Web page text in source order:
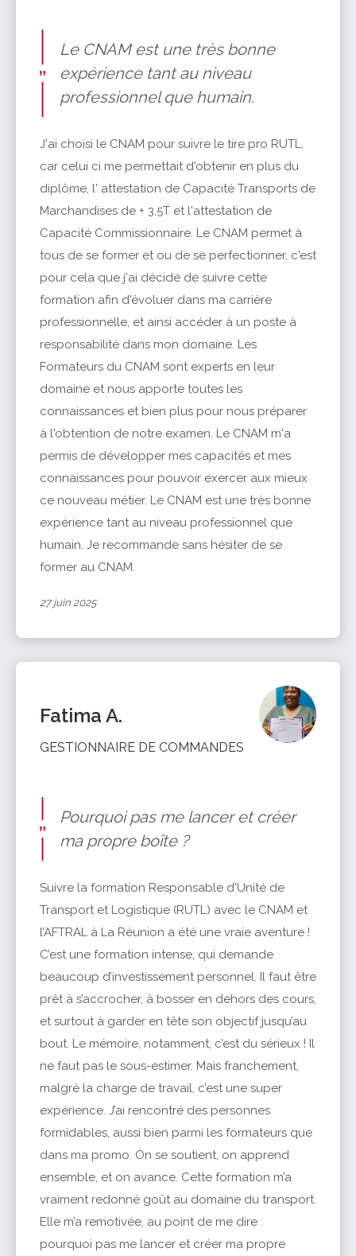
Le CNAM est une très bonne
expérience tant au niveau
professionnel que humain.
J'ai choisi le CNAM pour suivre le tire pro RUTL,
car celui ci me permettait d'obtenir en plus du
diplôme, l' attestation de Capacité Transports de
Marchandises de + 3,5T et l'attestation de
Capacité Commissionnaire. Le CNAM permet à
tous de se former et ou de se perfectionner, c'est
pour cela que j'ai décidé de suivre cette
formation afin d'évoluer dans ma carrière
professionnelle, et ainsi accéder à un poste à
responsabilité dans mon domaine. Les
Formateurs du CNAM sont experts en leur
domaine et nous apporte toutes les
connaissances et bien plus pour nous préparer
à l'obtention de notre examen. Le CNAM m'a
permis de développer mes capacités et mes
connaissances pour pouvoir exercer aux mieux
ce nouveau métier. Le CNAM est une très bonne
expérience tant au niveau professionnel que
humain. Je recommande sans hésiter de se
former au CNAM.
27 juin 2025
Fatima A.
GESTIONNAIRE DE COMMANDES
Pourquoi pas me lancer et créer
ma propre boîte ?
Suivre la formation Responsable d'Unité de
Transport et Logistique (RUTL) avec le CNAM et
l’AFTRAL à La Réunion a été une vraie aventure !
C’est une formation intense, qui demande
beaucoup d’investissement personnel. Il faut être
prêt à s’accrocher, à bosser en dehors des cours,
et surtout à garder en tête son objectif jusqu’au
bout. Le mémoire, notamment, c’est du sérieux ! Il
ne faut pas le sous-estimer. Mais franchement,
malgré la charge de travail, c’est une super
expérience. J’ai rencontré des personnes
formidables, aussi bien parmi les formateurs que
dans ma promo. On se soutient, on apprend
ensemble, et on avance. Cette formation m’a
vraiment redonné goût au domaine du transport.
Elle m’a remotivée, au point de me dire :
pourquoi pas me lancer et créer ma propre